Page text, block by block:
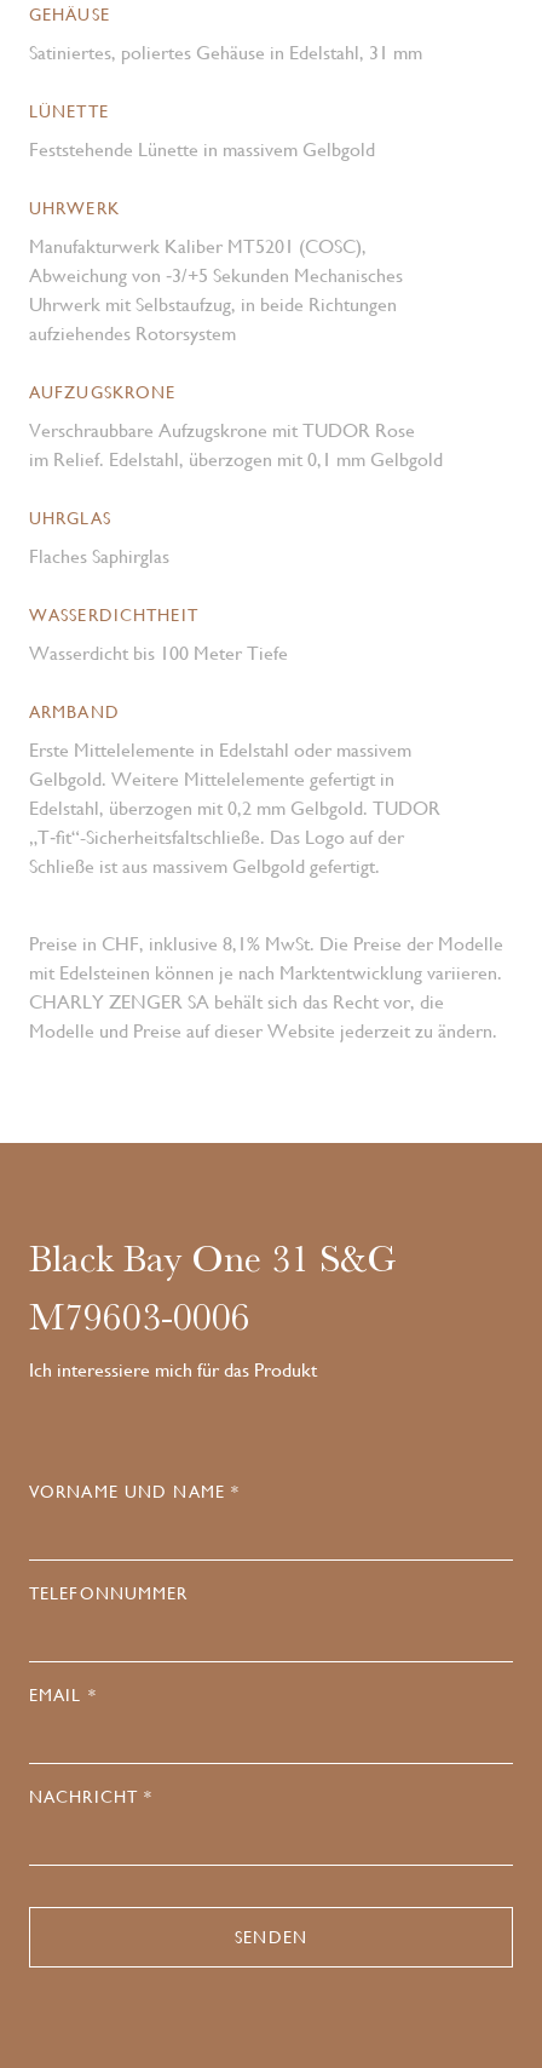
GEHÄUSE
Satiniertes, poliertes Gehäuse in Edelstahl, 31 mm
LÜNETTE
Feststehende Lünette in massivem Gelbgold
UHRWERK
Manufakturwerk Kaliber MT5201 (COSC),
Abweichung von ‑3/+5 Sekunden Mechanisches
Uhrwerk mit Selbstaufzug, in beide Richtungen
aufziehendes Rotorsystem
AUFZUGSKRONE
Verschraubbare Aufzugskrone mit TUDOR Rose
im Relief. Edelstahl, überzogen mit 0,1 mm Gelbgold
UHRGLAS
Flaches Saphirglas
WASSERDICHTHEIT
Wasserdicht bis 100 Meter Tiefe
ARMBAND
Erste Mittelelemente in Edelstahl oder massivem
Gelbgold. Weitere Mittelelemente gefertigt in
Edelstahl, überzogen mit 0,2 mm Gelbgold. TUDOR
„T‑fit“-Sicherheits­faltschließe. Das Logo auf der
Schließe ist aus massivem Gelbgold gefertigt.
Preise in CHF, inklusive 8,1% MwSt. Die Preise der Modelle
mit Edelsteinen können je nach Marktentwicklung variieren.
CHARLY ZENGER SA behält sich das Recht vor, die
Modelle und Preise auf dieser Website jederzeit zu ändern.
Black Bay One 31 S&G
M79603-0006
Ich interessiere mich für das Produkt
VORNAME UND NAME *
TELEFONNUMMER
EMAIL *
NACHRICHT *